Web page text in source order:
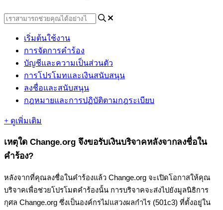
เริ่มต้นใช้งาน
การจัดการคำร้อง
บัญชีและความเป็นส่วนตัว
การโปรโมทและเงินสนับสนุน
ลงชื่อและสนับสนุน
กฎหมายและการปฏิบัติตามกฎระเบียบ
+ ดูเพิ่มเติม
เหตใด Change.org จงขอรบเงนบรจาคหลงจากลงชอใน
ครอง?
หลงจากทคณลงชอในครองแลว Change.org จะเปดโอกาสใหคณ
บรจาคเพอชวยโป รโมตครองนน การบรจาคจะสงไป ยงมลนธการ
กศล Change.org ซงเปนองคกรไมแสวงผลกไร (501c3) ทตงอยใน